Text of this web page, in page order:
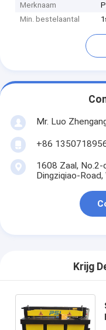
Merknaam
Min. bestelaantal
Mr. Luo
+86
1608 Zaal, No.2-
Dingziqiao-
Krijg